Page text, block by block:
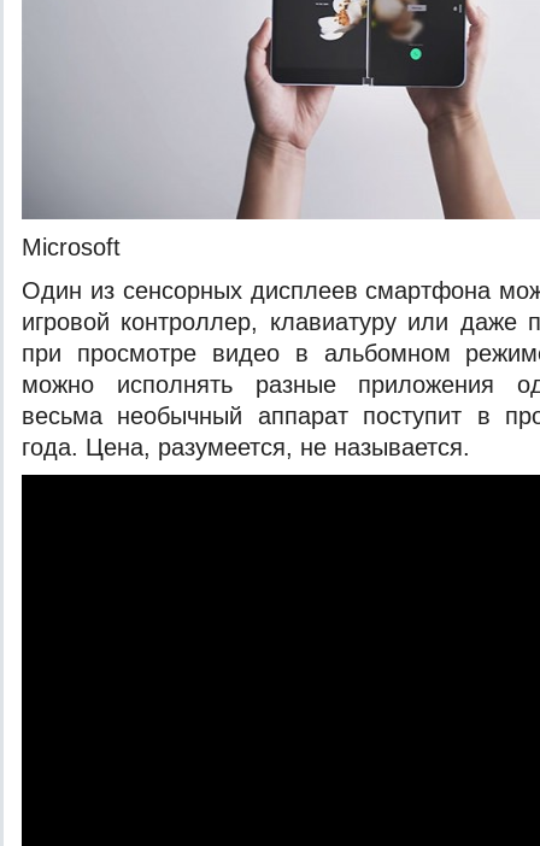
Microsoft
Один из сенсорных дисплеев смартфона
игровой контроллер, клавиатуру или даже
при просмотре видео в альбомном
можно исполнять разные приложения
весьма необычный аппарат поступит в
года. Цена, разумеется, не называется.